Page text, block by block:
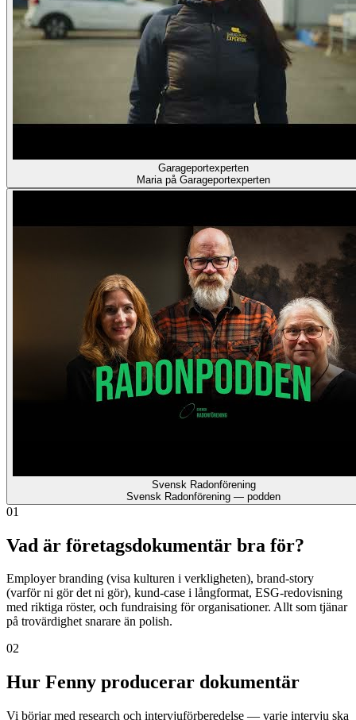
Garageportexperten
Maria på Garageportexperten
Svensk Radonförening
Svensk Radonförening — podden
01
Vad är företagsdokumentär bra för?
Employer branding (visa kulturen i verkligheten), brand-story
(varför ni gör det ni gör), kund-case i långformat, ESG-redovisning
med riktiga röster, och fundraising för organisationer. Allt som tjänar
på trovärdighet snarare än polish.
02
Hur Fenny producerar dokumentär
Vi börjar med research och intervjuförberedelse — varje intervju ska